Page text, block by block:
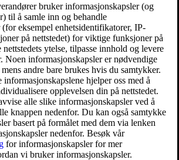
bruker informasjonskapsler (og
til å samle inn og behandle
eksempel enhetsidentifikatorer, IP-
på nettstedet) for viktige funksjoner på
nettstedets ytelse, tilpasse innhold og levere
Noen informasjonskapsler er nødvendige
andre bare brukes hvis du samtykker.
informasjonskapslene hjelper oss med å
opplevelsen din på nettstedet.
alle slike informasjonskapsler ved å
knappen nedenfor. Du kan også samtykke
basert på formålet med dem via lenken
nedenfor. Besøk vår
for informasjonskapsler for mer
vi bruker informasjonskapsler.